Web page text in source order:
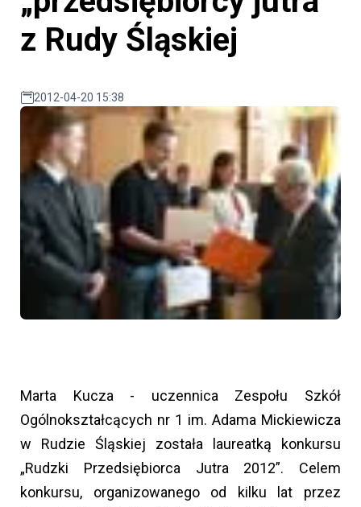
z Rudy Śląskiej
2012-04-20 15:38
Marta Kucza - uczennica Zespołu Szkół
Ogólnokształcących nr 1 im. Adama Mickiewicza
w Rudzie Śląskiej została laureatką konkursu
„Rudzki Przedsiębiorca Jutra 2012”. Celem
konkursu, organizowanego od kilku lat przez